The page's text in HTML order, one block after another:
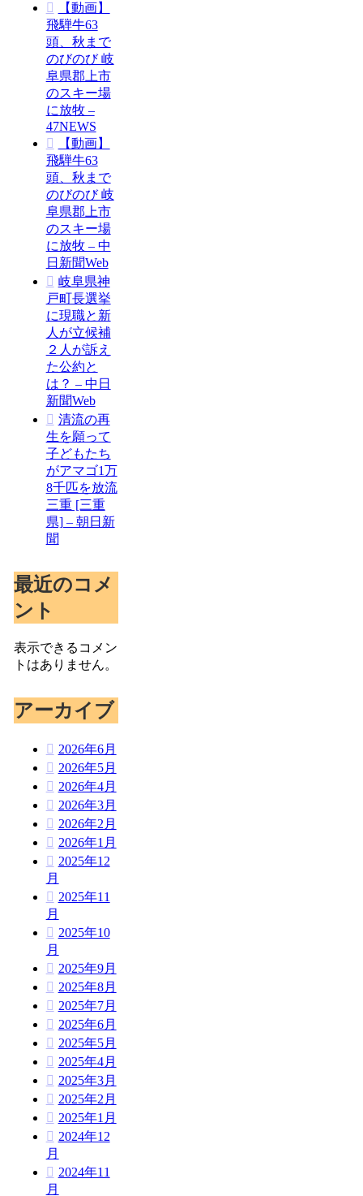
【動画】
飛騨牛63
頭、秋まで
のびのび 岐
阜県郡上市
のスキー場
に放牧 –
47NEWS
【動画】
飛騨牛63
頭、秋まで
のびのび 岐
阜県郡上市
のスキー場
に放牧 – 中
日新聞Web
岐阜県神
戸町長選挙
に現職と新
人が立候補
２人が訴え
た公約と
は？ – 中日
新聞Web
清流の再
生を願って
子どもたち
がアマゴ1万
8千匹を放流
三重 [三重
県] – 朝日新
聞
最近のコメ
ント
表示できるコメン
トはありません。
アーカイブ
2026年6月
2026年5月
2026年4月
2026年3月
2026年2月
2026年1月
2025年12
月
2025年11
月
2025年10
月
2025年9月
2025年8月
2025年7月
2025年6月
2025年5月
2025年4月
2025年3月
2025年2月
2025年1月
2024年12
月
2024年11
月